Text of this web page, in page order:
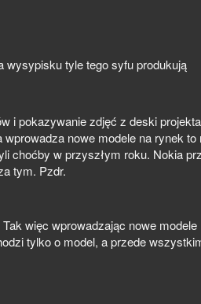
wysypisku tyle tego syfu produkują
i pokazywanie zdjęć z deski
nowe modele na rynek
choćby w przyszłym roku. Nokia
tym. Pzdr.
więc wprowadzając nowe modele
tylko o model, a przede